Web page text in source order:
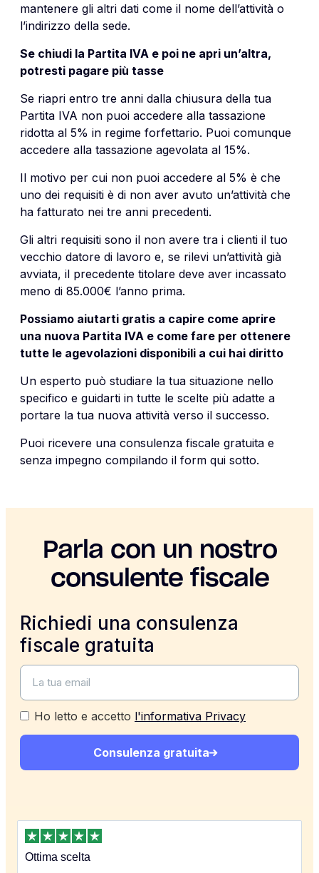
mantenere gli altri dati come il nome dell’attività o
l’indirizzo della sede.
Se chiudi la Partita IVA e poi ne apri un’altra,
potresti pagare più tasse
Se riapri entro tre anni dalla chiusura della tua
Partita IVA non puoi accedere alla tassazione
ridotta al 5% in regime forfettario. Puoi comunque
accedere alla tassazione agevolata al 15%.
Il motivo per cui non puoi accedere al 5% è che
uno dei requisiti è di non aver avuto un’attività che
ha fatturato nei tre anni precedenti.
Gli altri requisiti sono il non avere tra i clienti il tuo
vecchio datore di lavoro e, se rilevi un’attività già
avviata, il precedente titolare deve aver incassato
meno di 85.000€ l’anno prima.
Possiamo aiutarti gratis a capire come aprire
una nuova Partita IVA e come fare per ottenere
tutte le agevolazioni disponibili a cui hai diritto
Un esperto può studiare la tua situazione nello
specifico e guidarti in tutte le scelte più adatte a
portare la tua nuova attività verso il successo.
Puoi ricevere una consulenza fiscale gratuita e
senza impegno compilando il form qui sotto.
Parla con un nostro
consulente fiscale
Richiedi una consulenza
fiscale gratuita
Ho letto e accetto l'informativa Privacy
Consulenza gratuita
Ottima scelta